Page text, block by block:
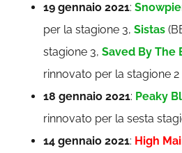
19 gennaio 2021:
per la stagione 3,Sistas
stagione 3,Saved By The
rinnovato per la stagione 2
18 gennaio 2021: Peaky
rinnovato per la sesta
14 gennaio 2021: High